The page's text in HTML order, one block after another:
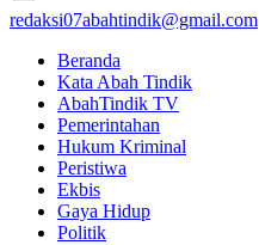
redaksi07abahtindik@gmail.com
Beranda
Kata Abah Tindik
AbahTindik TV
Pemerintahan
Hukum Kriminal
Peristiwa
Ekbis
Gaya Hidup
Politik